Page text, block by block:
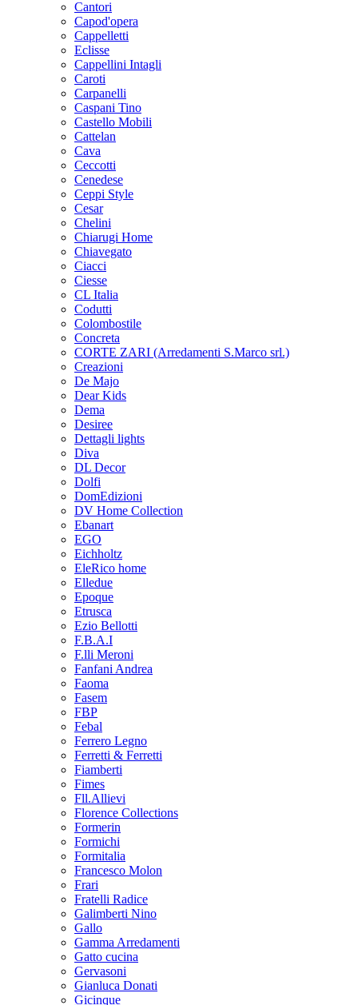
Cantori
Capod'opera
Cappelletti
Eclisse
Cappellini Intagli
Caroti
Carpanelli
Caspani Tino
Castello Mobili
Cattelan
Cava
Ceccotti
Cenedese
Ceppi Style
Cesar
Chelini
Chiarugi Home
Chiavegato
Ciacci
Ciesse
CL Italia
Codutti
Colombostile
Concreta
CORTE ZARI (Arredamenti S.Marco srl.)
Creazioni
De Majo
Dear Kids
Dema
Desiree
Dettagli lights
Diva
DL Decor
Dolfi
DomEdizioni
DV Home Collection
Ebanart
EGO
Eichholtz
EleRico home
Elledue
Epoque
Etrusca
Ezio Bellotti
F.B.A.I
F.lli Meroni
Fanfani Andrea
Faoma
Fasem
FBP
Febal
Ferrero Legno
Ferretti & Ferretti
Fiamberti
Fimes
Fll.Allievi
Florence Collections
Formerin
Formichi
Formitalia
Francesco Molon
Frari
Fratelli Radice
Galimberti Nino
Gallo
Gamma Arredamenti
Gatto cucina
Gervasoni
Gianluca Donati
Gicinque